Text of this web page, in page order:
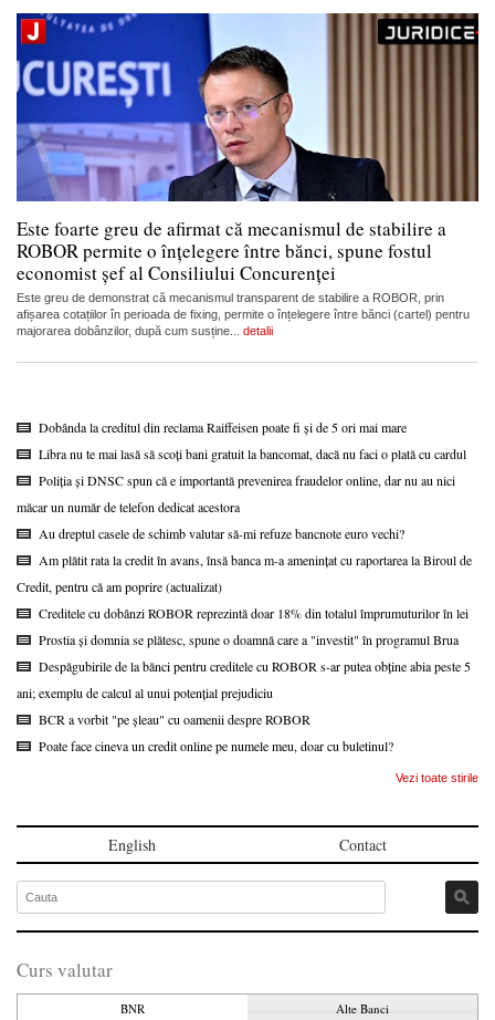
Este foarte greu de afirmat că mecanismul de stabilire a
ROBOR permite o înțelegere între bănci, spune fostul
economist șef al Consiliului Concurenței
Este greu de demonstrat că mecanismul transparent de stabilire a ROBOR, prin
afișarea cotațiilor în perioada de fixing, permite o înțelegere între bănci (cartel) pentru
majorarea dobânzilor, după cum susține... detalii
Dobânda la creditul din reclama Raiffeisen poate fi și de 5 ori mai mare
Libra nu te mai lasă să scoți bani gratuit la bancomat, dacă nu faci o plată cu cardul
Poliția și DNSC spun că e importantă prevenirea fraudelor online, dar nu au nici
măcar un număr de telefon dedicat acestora
Au dreptul casele de schimb valutar să-mi refuze bancnote euro vechi?
Am plătit rata la credit în avans, însă banca m-a amenințat cu raportarea la Biroul de
Credit, pentru că am poprire (actualizat)
Creditele cu dobânzi ROBOR reprezintă doar 18% din totalul împrumuturilor în lei
Prostia și domnia se plătesc, spune o doamnă care a "investit" în programul Brua
Despăgubirile de la bănci pentru creditele cu ROBOR s-ar putea obține abia peste 5
ani; exemplu de calcul al unui potențial prejudiciu
BCR a vorbit "pe șleau" cu oamenii despre ROBOR
Poate face cineva un credit online pe numele meu, doar cu buletinul?
Vezi toate stirile
English Contact
Curs valutar
BNR Alte Banci